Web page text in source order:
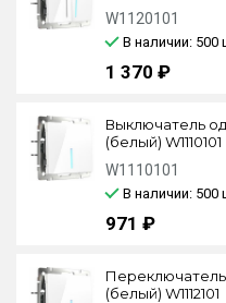
W1120101
В наличии: 500
1 370 ₽
Выключатель
(белый) W1110101
W1110101
В наличии: 500
971 ₽
(белый) W1112101